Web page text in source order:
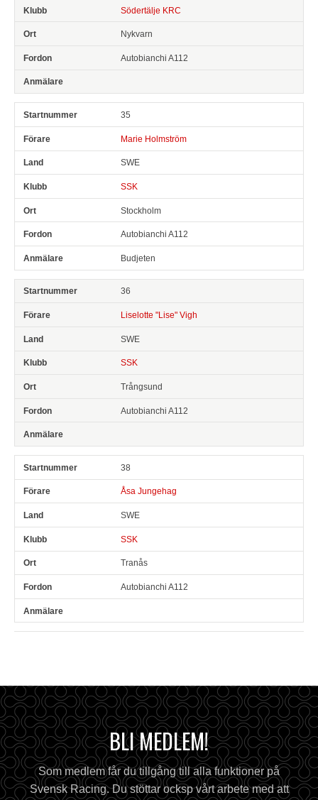
Södertälje KRC
Nykvarn
Autobianchi A112
35
Marie Holmström
SWE
SSK
Stockholm
Autobianchi A112
Budjeten
36
Liselotte "Lise" Vigh
SWE
SSK
Trångsund
Autobianchi A112
38
Åsa Jungehag
SWE
SSK
Tranås
Autobianchi A112
BLI MEDLEM!
Som medlem får du tillgång till alla funktioner på
Svensk Racing. Du stöttar ocksp vårt arbete med att